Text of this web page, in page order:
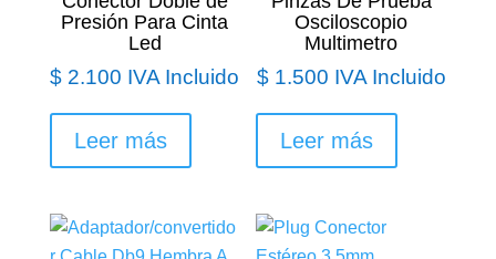
Presión Para Cinta
Led
$ 2.100 IVA Incluido
Leer más
Osciloscopio
Multimetro
$1.500 IVA Incluido
Leer más